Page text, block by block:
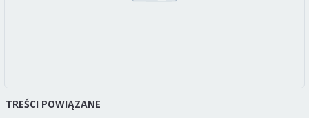
TREŚCI POWIĄZANE